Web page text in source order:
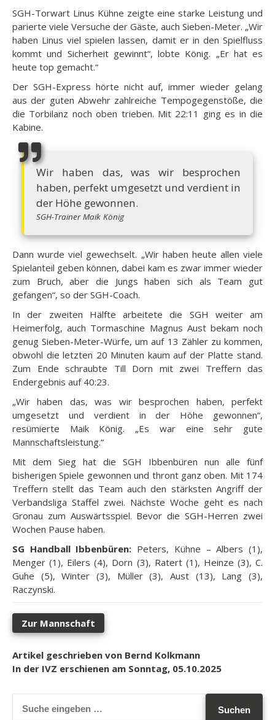
SGH-Torwart Linus Kühne zeigte eine starke Leistung und
parierte viele Versuche der Gäste, auch Sieben-Meter. „Wir
haben Linus viel spielen lassen, damit er in den Spielfluss
kommt und Sicherheit gewinnt“, lobte König. „Er hat es
heute top gemacht.“
Der SGH-Express hörte nicht auf, immer wieder gelang
aus der guten Abwehr zahlreiche Tempogegenstöße, die
die Torbilanz noch oben trieben. Mit 22:11 ging es in die
Kabine.
Wir haben das, was wir besprochen
haben, perfekt umgesetzt und verdient in
der Höhe gewonnen.
SGH-Trainer Maik König
Dann wurde viel gewechselt. „Wir haben heute allen viele
Spielanteil geben können, dabei kam es zwar immer wieder
zum Bruch, aber die Jungs haben sich als Team gut
gefangen“, so der SGH-Coach.
In der zweiten Hälfte arbeitete die SGH weiter am
Heimerfolg, auch Tormaschine Magnus Aust bekam noch
genug Sieben-Meter-Würfe, um auf 13 Zähler zu kommen,
obwohl die letzten 20 Minuten kaum auf der Platte stand.
Zum Ende schraubte Till Dorn mit zwei Treffern das
Endergebnis auf 40:23.
„Wir haben das, was wir besprochen haben, perfekt
umgesetzt und verdient in der Höhe gewonnen“,
resümierte Maik König. „Es war eine sehr gute
Mannschaftsleistung.“
Mit dem Sieg hat die SGH Ibbenbüren nun alle fünf
bisherigen Spiele gewonnen und thront ganz oben. Mit 174
Treffern stellt das Team auch den stärksten Angriff der
Verbandsliga Staffel zwei. Nächste Woche geht es nach
Gronau zum Auswärtsspiel. Bevor die SGH-Herren zwei
Wochen Pause haben.
SG Handball Ibbenbüren: Peters, Kühne – Albers (1),
Menger (1), Eilers (4), Dorn (3), Ratert (1), Heinze (3), C.
Guhe (5), Winter (3), Müller (3), Aust (13), Lang (3),
Raczynski.
Zur Mannschaft
Artikel geschrieben von Bernd Kolkmann
In der IVZ erschienen am Sonntag, 05.10.2025